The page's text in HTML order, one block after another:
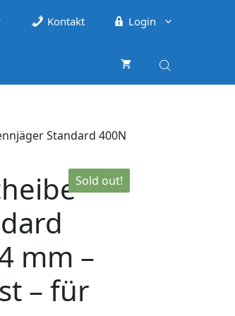
Kontakt Login
Standard 400N
Sold out!
mm –
– für